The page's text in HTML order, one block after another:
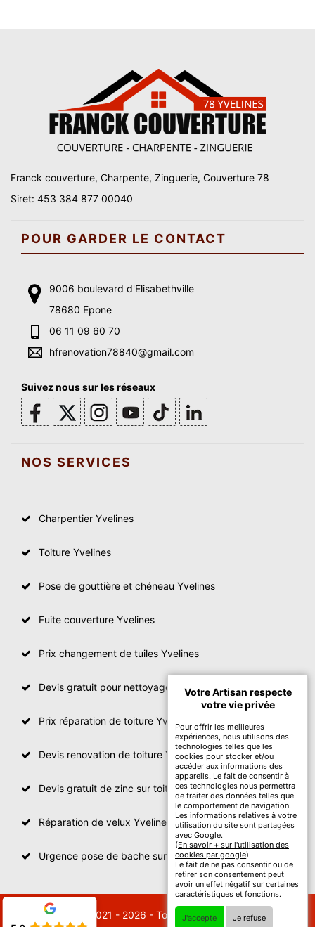
Franck couverture, Charpente, Zinguerie, Couverture 78
Siret: 453 384 877 00040
POUR GARDER LE CONTACT
9006 boulevard d'Elisabethville
78680 Epone
06 11 09 60 70
hfrenovation78840@gmail.com
Suivez nous sur les réseaux
NOS SERVICES
Charpentier Yvelines
Toiture Yvelines
Pose de gouttière et chéneau Yvelines
Fuite couverture Yvelines
Prix changement de tuiles Yvelines
Devis gratuit pour nettoyage toiture Yvelines
Prix réparation de toiture Yvelines
Devis renovation de toiture Yvelines
Devis gratuit de zinc sur toiture
Réparation de velux Yvelines
Urgence pose de bache sur toiture Yvelines
© 2021 - 2026 - Tout droit réservé
Votre Artisan respecte
votre vie privée
Pour offrir les meilleures
expériences, nous utilisons des
technologies telles que les
cookies pour stocker et/ou
accéder aux informations des
appareils. Le fait de consentir à
ces technologies nous permettra
de traiter des données telles que
le comportement de navigation.
Les informations relatives à votre
utilisation du site sont partagées
avec Google.
(En savoir + sur l'utilisation des
cookies par google)
Le fait de ne pas consentir ou de
retirer son consentement peut
avoir un effet négatif sur certaines
caractéristiques et fonctions.
J'accepte Je refuse